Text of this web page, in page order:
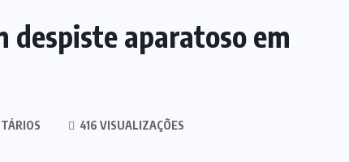
despiste aparatoso em
416 VISUALIZAÇÕES